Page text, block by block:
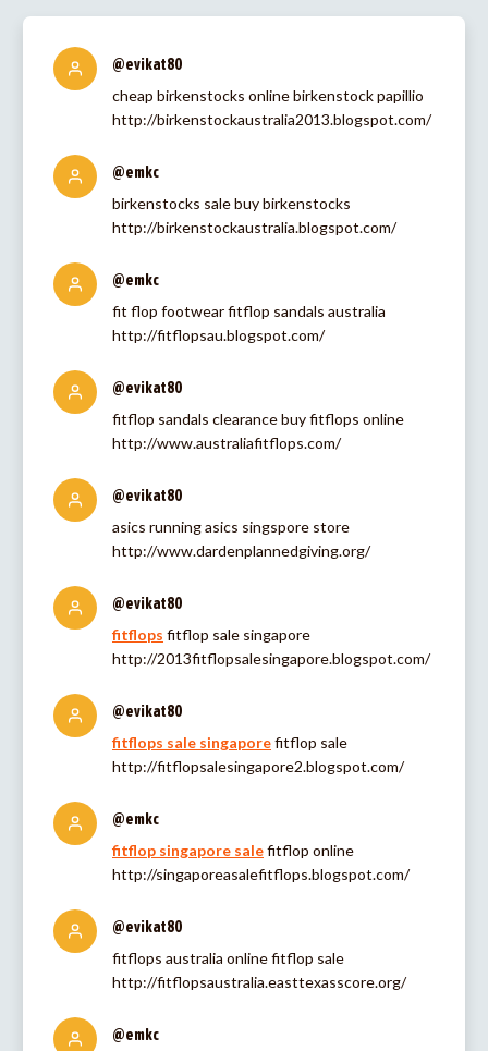
@evikat80
cheap birkenstocks online birkenstock papillio
http://birkenstockaustralia2013.blogspot.com/
@emkc
birkenstocks sale buy birkenstocks
http://birkenstockaustralia.blogspot.com/
@emkc
fit flop footwear fitflop sandals australia
http://fitflopsau.blogspot.com/
@evikat80
fitflop sandals clearance buy fitflops online
http://www.australiafitflops.com/
@evikat80
asics running asics singspore store
http://www.dardenplannedgiving.org/
@evikat80
fitflops fitflop sale singapore
http://2013fitflopsalesingapore.blogspot.com/
@evikat80
fitflops sale singaporefitflop sale
http://fitflopsalesingapore2.blogspot.com/
@emkc
fitflop singapore salefitflop online
http://singaporeasalefitflops.blogspot.com/
@evikat80
fitflops australia online fitflop sale
http://fitflopsaustralia.easttexasscore.org/
@emkc